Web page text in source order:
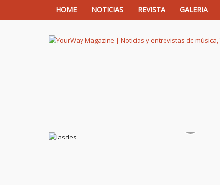
HOME NOTICIAS REVISTA GALERIA